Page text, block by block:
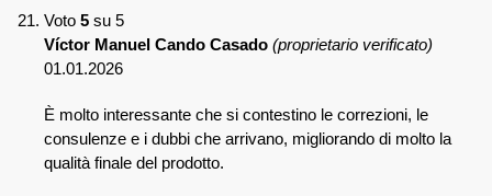
Voto 5 su 5
Víctor Manuel Cando Casado (proprietario verificato)
01.01.2026
È molto interessante che si contestino le correzioni, le
consulenze e i dubbi che arrivano, migliorando di molto la
qualità finale del prodotto.